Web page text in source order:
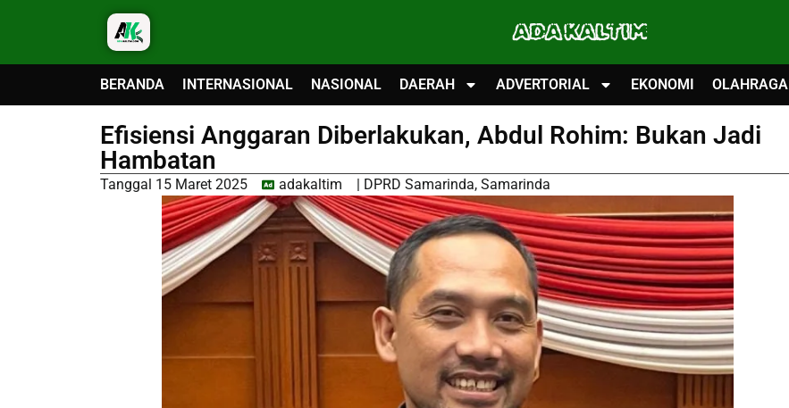
ADA KALTIM
BERANDA INTERNASIONAL NASIONAL DAERAH ADVERTORIAL EKONOMI OLAHRAGA
Efisiensi Anggaran Diberlakukan, Abdul Rohim: Bukan Jadi
Hambatan
Tanggal 15 Maret 2025 adakaltim | DPRD Samarinda, Samarinda